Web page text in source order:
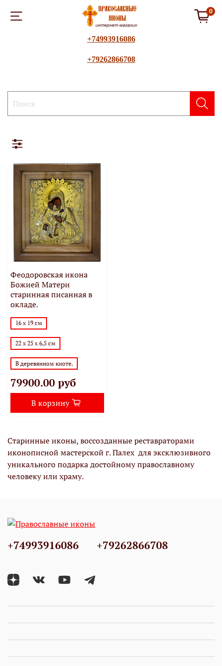
0
+74993916086
+79262866708
Феодоровская икона
Божией Матери
старинная писанная в
окладе.
16 х 19 см
22 х 25 х 6,5 см
В деревянном киоте.
79900.00 руб
В корзину
Старинные иконы, воссозданные реставраторами
иконописной мастерской г. Палех для эксклюзивного
уникального подарка достойному православному
человеку или храму.
+74993916086 +79262866708